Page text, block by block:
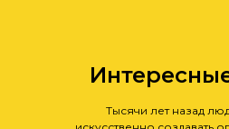
Тысячи лет назад